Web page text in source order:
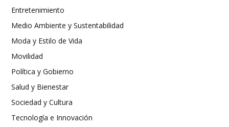
Entretenimiento
Medio Ambiente y Sustentabilidad
Moda y Estilo de Vida
Movilidad
Política y Gobierno
Salud y Bienestar
Sociedad y Cultura
Tecnología e Innovación